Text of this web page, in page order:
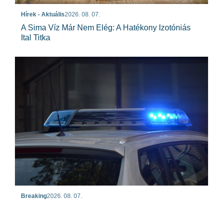
Hírek - Aktuális2026. 08. 07.
A Sima Víz Már Nem Elég: A Hatékony Izotóniás
Ital Titka
Breaking2026. 08. 07.